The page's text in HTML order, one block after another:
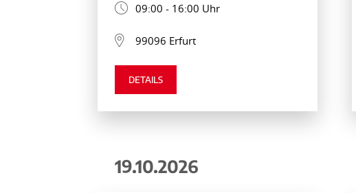
09:00 - 16:00 Uhr
99096 Erfurt
DETAILS
19.10.2026